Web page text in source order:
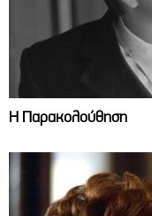
Η Παρακολούθηση